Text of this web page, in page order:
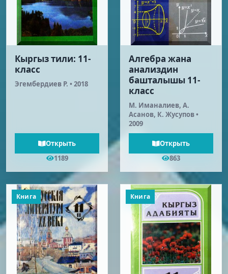
Кыргыз тили: 11-
класс
Эгембердиев Р. • 2018
Открыть
1189
Алгебра жана
анализдин
башталышы 11-
класс
М. Иманалиев, А.
Асанов, К. Жусупов •
2009
Открыть
863
Книга Книга